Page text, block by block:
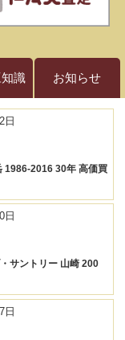
識 お知らせ
日
1986-2016 30年 高価買
日
サントリー 山崎 200
日